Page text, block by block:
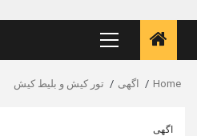
Primary
Menu
Home اگهی تور کیش و بلیط کیش
اگهی